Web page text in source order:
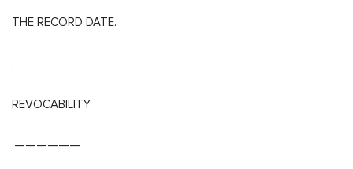
THE RECORD DATE.
.
REVOCABILITY:
.——————